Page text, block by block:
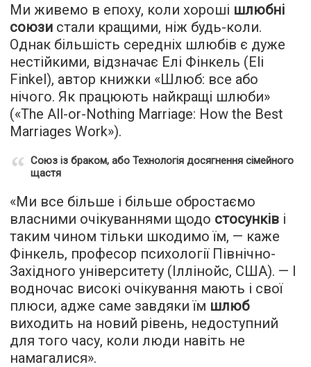
Ми живемо в епоху, коли хороші шлюбні
союзи стали кращими, ніж будь-коли.
Однак більшість середніх шлюбів є дуже
нестійкими, відзначає Елі Фінкель (Eli
Finkel), автор книжки «Шлюб: все або
нічого. Як працюють найкращі шлюби»
(«The All-or-Nothing Marriage: How the Best
Marriages Work»).
Союз із браком, або Технологія досягнення сімейного
щастя
«Ми все більше і більше обростаємо
власними очікуваннями щодо стосунків і
таким чином тільки шкодимо їм, — каже
Фінкель, професор психології Північно-
Західного університету (Іллінойс, США). — І
водночас високі очікування мають і свої
плюси, адже саме завдяки їм шлюб
виходить на новий рівень, недоступний
для того часу, коли люди навіть не
намагалися».